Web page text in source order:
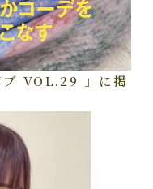
VOL.29 」に掲